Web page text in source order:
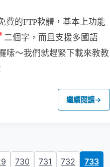
費的FTP軟體，基本上功能
二個字， 而且支援多國語
嗦～我們就趕緊下載來教教
繼續閱讀→
730 731 732 733